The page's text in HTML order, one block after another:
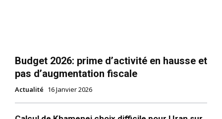
Budget 2026: prime d’activité en hausse et
pas d’augmentation fiscale
Actualité 16 Janvier 2026